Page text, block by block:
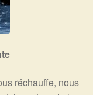
réchauffe, nous